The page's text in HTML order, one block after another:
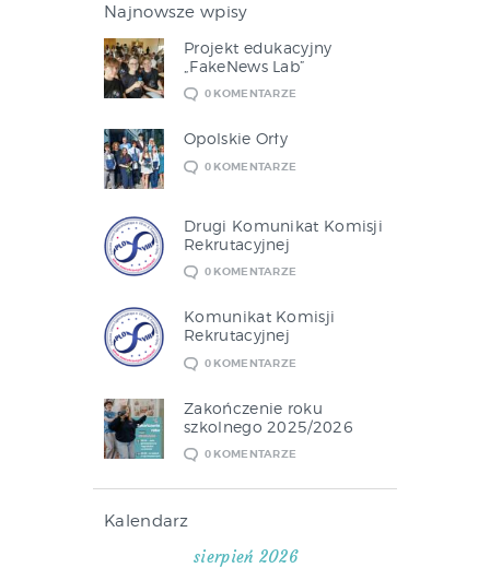
Najnowsze wpisy
Projekt edukacyjny
„FakeNews Lab”
0 KOMENTARZE
Opolskie Orły
0 KOMENTARZE
Drugi Komunikat Komisji
Rekrutacyjnej
0 KOMENTARZE
Komunikat Komisji
Rekrutacyjnej
0 KOMENTARZE
Zakończenie roku
szkolnego 2025/2026
0 KOMENTARZE
Kalendarz
sierpień 2026